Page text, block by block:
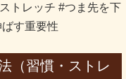
トレッチ #つま先を下
す重要性
（習慣・ストレ